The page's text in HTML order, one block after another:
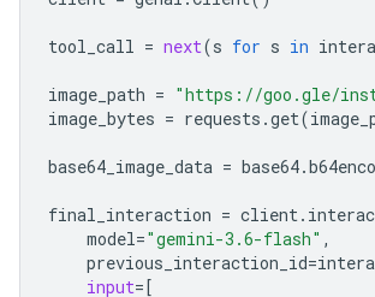
tool_call = next(s for s in
image_path = "https://goo.gle/
image_bytes = requests .get(
base64_image_data = base64.
final_interaction = client.
model="gemini-3.6-flash" ,
previous_interaction_id=
input= [